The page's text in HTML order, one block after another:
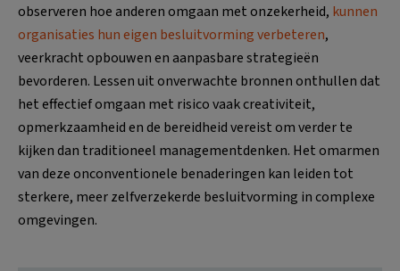
observeren hoe anderen omgaan met onzekerheid, kunnen
organisaties hun eigen besluitvorming verbeteren,
veerkracht opbouwen en aanpasbare strategieën
bevorderen. Lessen uit onverwachte bronnen onthullen dat
het effectief omgaan met risico vaak creativiteit,
opmerkzaamheid en de bereidheid vereist om verder te
kijken dan traditioneel managementdenken. Het omarmen
van deze onconventionele benaderingen kan leiden tot
sterkere, meer zelfverzekerde besluitvorming in complexe
omgevingen.